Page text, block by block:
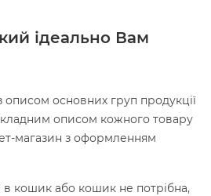
ідеально Вам
основних груп продукції
описом кожного товару
магазин з оформленням
кошик або кошик не потрібна,